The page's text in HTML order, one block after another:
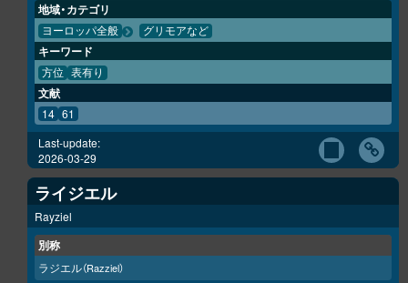
地域・カテゴリ
ヨーロッパ全般 グリモアなど
キーワード
方位 表有り
文献
14 61
Last-update:
2026-03-29
ライジエル
Rayziel
別称
ラジエル（Razziel）